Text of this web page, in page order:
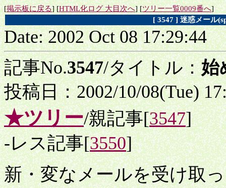
[掲示板に戻る] [HTML化ログ 大目次へ] [ツリー一覧0009番へ]
[ 3547 ] 迷惑メール
Date: 2002 Oct 08 17:29:44
記事No.3547/タイトル：始
投稿日：2002/10/08(Tue)
★ツリー/親記事[3547]
-レス記事[3550]
新・変なメールを受け取